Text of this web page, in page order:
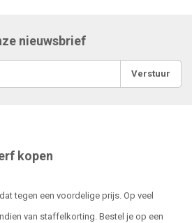
nieuwsbrief
Verstuur
kopen
tegen een voordelige prijs. Op veel
van staffelkorting. Bestel je op een